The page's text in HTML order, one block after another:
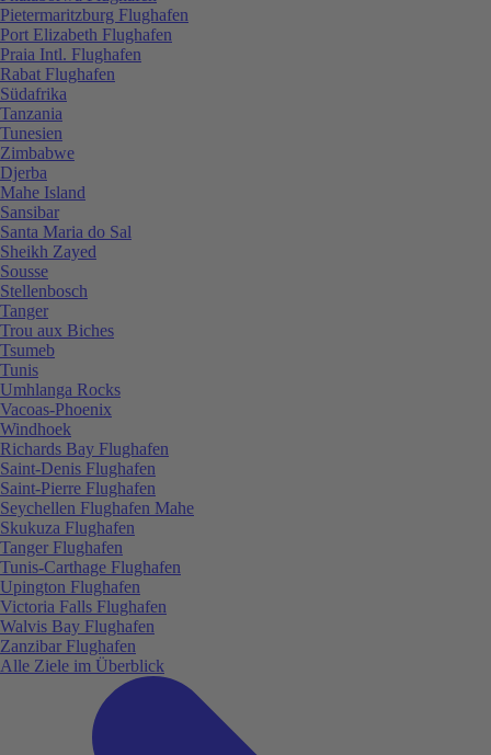
Pietermaritzburg Flughafen
Port Elizabeth Flughafen
Praia Intl. Flughafen
Rabat Flughafen
Südafrika
Tanzania
Tunesien
Zimbabwe
Djerba
Mahe Island
Sansibar
Santa Maria do Sal
Sheikh Zayed
Sousse
Stellenbosch
Tanger
Trou aux Biches
Tsumeb
Tunis
Umhlanga Rocks
Vacoas-Phoenix
Windhoek
Richards Bay Flughafen
Saint-Denis Flughafen
Saint-Pierre Flughafen
Seychellen Flughafen Mahe
Skukuza Flughafen
Tanger Flughafen
Tunis-Carthage Flughafen
Upington Flughafen
Victoria Falls Flughafen
Walvis Bay Flughafen
Zanzibar Flughafen
Alle Ziele im Überblick